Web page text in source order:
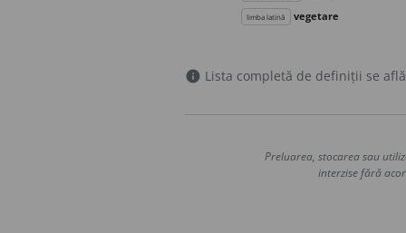
limba latină vegetare
info Lista completă de definiții se
Preluarea, stocarea sau
interzise fără